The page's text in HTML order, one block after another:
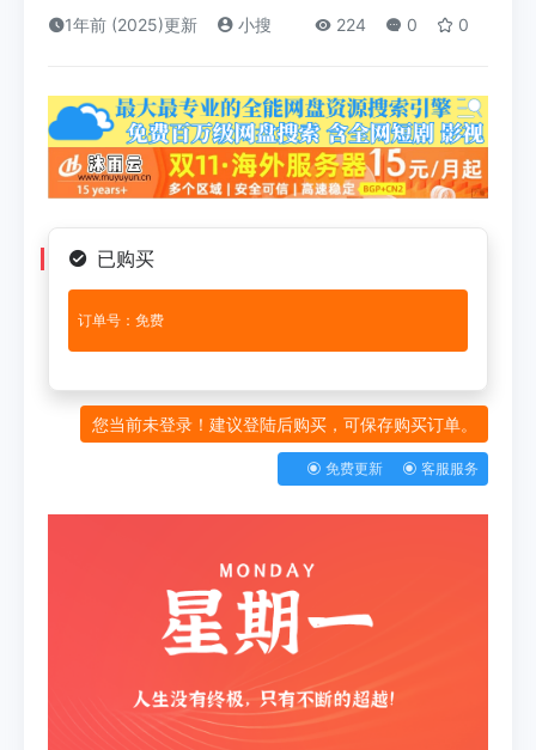
1年前 (2025)更新 小搜 224 0 0
已购买
订单号：免费
您当前未登录！建议登陆后购买，可保存购买订单。
免费更新 客服服务